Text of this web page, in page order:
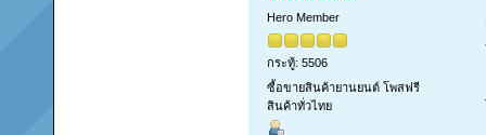
Hero Member
กระทู้: 5506
ซื้อขายสินค้ายานยนต์ โพสฟรี
สินค้าทั่วไทย